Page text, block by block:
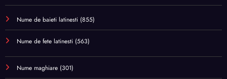
Nume de baieti latinesti (855)
Nume de fete latinesti (563)
Nume maghiare (301)